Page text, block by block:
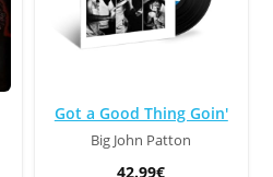
Got a Good Thing Goin'
Big John Patton
42.99€